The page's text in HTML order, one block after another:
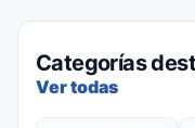
Categorías
Ver todas